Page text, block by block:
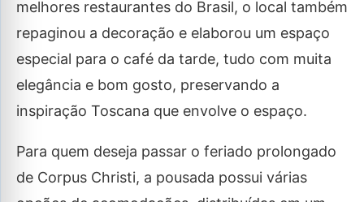
melhores restaurantes do Brasil, o local também
repaginou a decoração e elaborou um espaço
especial para o café da tarde, tudo com muita
elegância e bom gosto, preservando a
inspiração Toscana que envolve o espaço.
Para quem deseja passar o feriado prolongado
de Corpus Christi, a pousada possui várias